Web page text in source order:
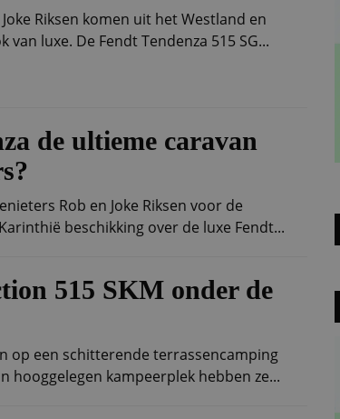
Riksen komen uit het Westland en
luxe. De Fendt Tendenza 515 SG...
de ultieme caravan
Rob en Joke Riksen voor de
beschikking over de luxe Fendt...
515 SKM onder de
op een schitterende terrassencamping
hooggelegen kampeerplek hebben ze...